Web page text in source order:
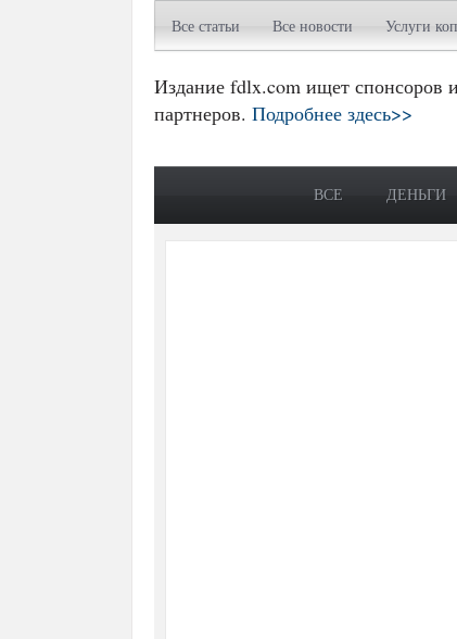
Все статьи Все новости Услуги
Издание fdlx.com ищет спонсоров и
партнеров. Подробнее здесь>>
ВСЕ ДЕНЬГИ